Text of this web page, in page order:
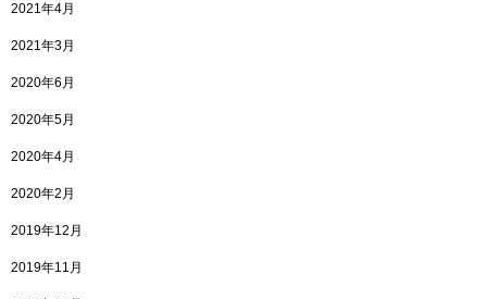
2021年4月
2021年3月
2020年6月
2020年5月
2020年4月
2020年2月
2019年12月
2019年11月